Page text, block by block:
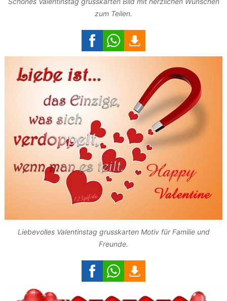
zum Teilen.
Liebevolles Valentinstag grusskarten Motiv für Familie und
Freunde.